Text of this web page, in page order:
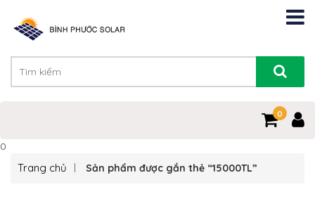
0
0
Trang chủ Sản phẩm được gắn thẻ “15000TL”